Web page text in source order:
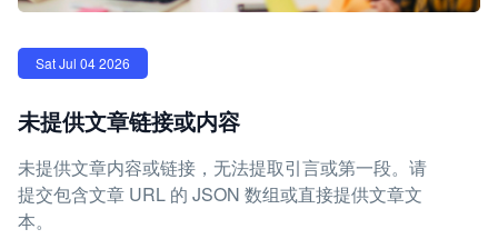
Sat Jul 04 2026
未提供文章链接或内容
未提供文章内容或链接，无法提取引言或第一段。请
提交包含文章 URL 的 JSON 数组或直接提供文章文
本。